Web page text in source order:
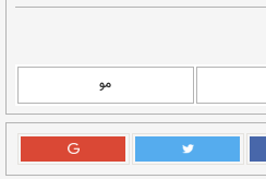
کمی سرکه مخلوط کرده با
به‌دست آوردن صمغ کاج
استفاده کرد.